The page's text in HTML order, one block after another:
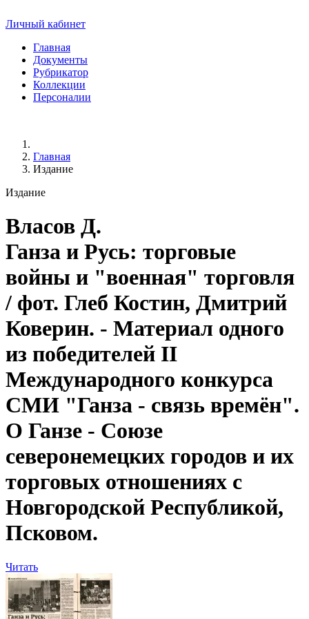
Личный кабинет
Главная
Документы
Рубрикатор
Коллекции
Персоналии
Главная
Издание
Издание
Власов Д.
Ганза и Русь: торговые
войны и "военная" торговля
/ фот. Глеб Костин, Дмитрий
Коверин. - Материал одного
из победителей II
Международного конкурса
СМИ "Ганза - связь времён".
О Ганзе - Союзе
северонемецких городов и их
торговых отношениях с
Новгородской Республикой,
Псковом.
Читать